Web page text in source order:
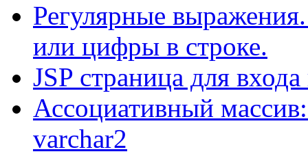
Регулярные
или цифры в строке.
JSP страница для
Ассоциативный
varchar2